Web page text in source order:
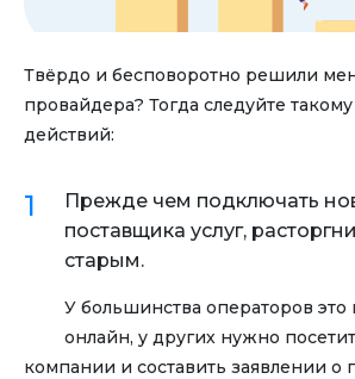
Твёрдо и бесповоротно решили
провайдера? Тогда следуйте
действий:
Прежде чем подключать
поставщика услуг,
старым.
У большинства операторов это
онлайн, у других нужно
компании и составить заявлении